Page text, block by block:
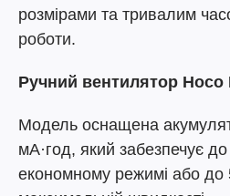
розмірами та тривалим
роботи.
Ручний вентилятор Hoco
Модель оснащена
мА·год, який забезпечує
економному режимі або до